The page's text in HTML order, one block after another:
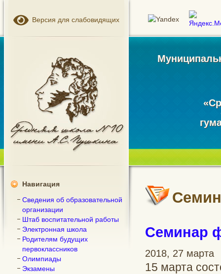
Версия для слабовидящих
Навигация
Сведения об образовательной
организации
Штаб воспитательной работы
Электронная школа
Родителям будущих
первоклассников
Олимпиады
Экзамены
Семинар
2018, 27 марта
15 марта